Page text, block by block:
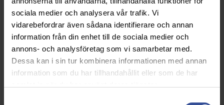
sociala medier och analysera vår trafik. Vi
vidarebefordrar även sådana identifierare och annan
information från din enhet till de sociala medier och
annons- och analysföretag som vi samarbetar med.
Dessa kan i sin tur kombinera informationen med annan
information som du har tillhandahållit eller som de har